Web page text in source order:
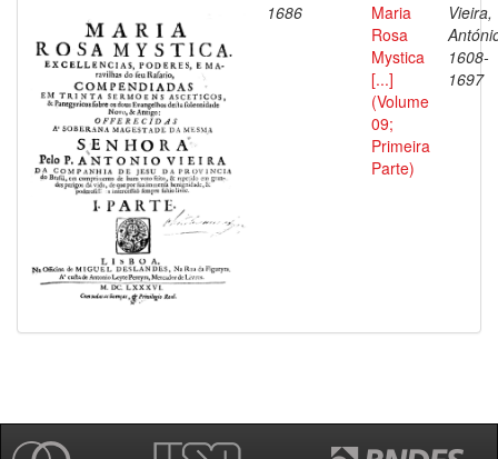
1686
Maria
Rosa
Mystica
[...]
(Volume
09;
Primeira
Parte)
Vieira,
1608-
1697